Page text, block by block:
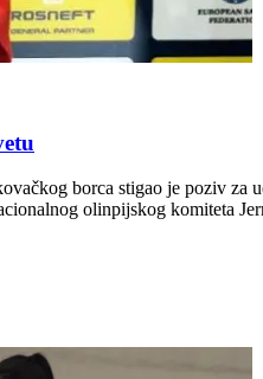
borca stigao je poziv za
olinpijskog komiteta